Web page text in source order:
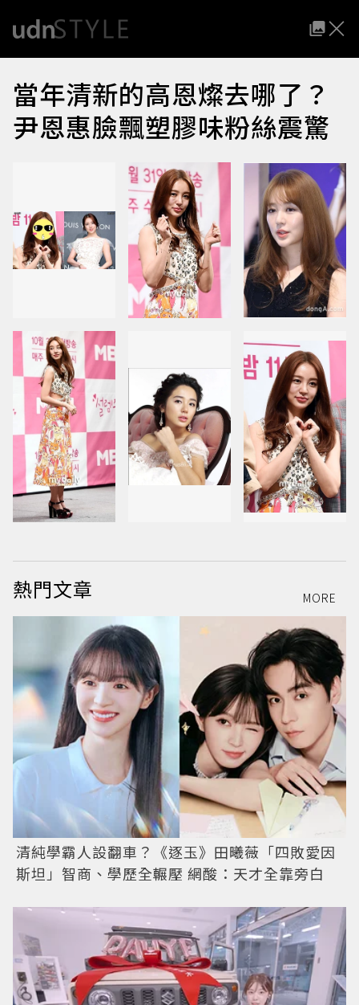
當年清新的高恩燦去哪了？
尹恩惠臉飄塑膠味粉絲震驚
熱門文章 MORE
清純學霸人設翻車？《逐玉》田曦薇「四敗愛因
斯坦」智商、學歷全輾壓 網酸：天才全靠旁白